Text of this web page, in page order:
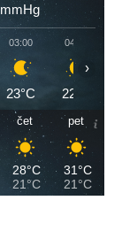
mmHg
03:00
23°C
04:00
22°C
›
čet
28°C
21°C
pet
31°C
21°C